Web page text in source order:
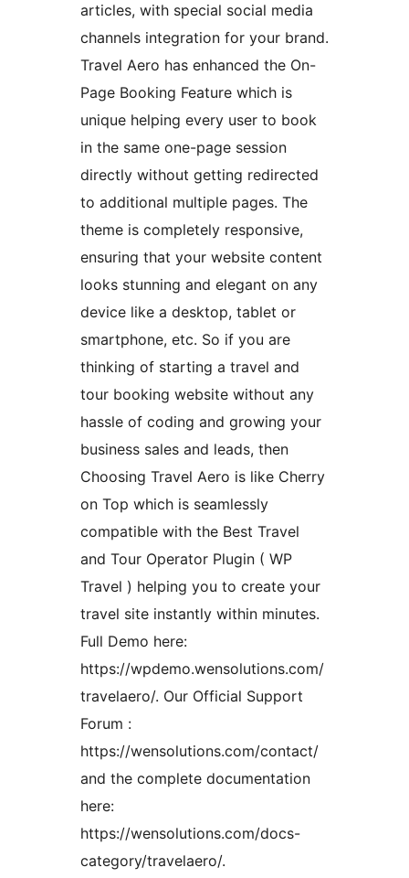
articles, with special social media
channels integration for your brand.
Travel Aero has enhanced the On-
Page Booking Feature which is
unique helping every user to book
in the same one-page session
directly without getting redirected
to additional multiple pages. The
theme is completely responsive,
ensuring that your website content
looks stunning and elegant on any
device like a desktop, tablet or
smartphone, etc. So if you are
thinking of starting a travel and
tour booking website without any
hassle of coding and growing your
business sales and leads, then
Choosing Travel Aero is like Cherry
on Top which is seamlessly
compatible with the Best Travel
and Tour Operator Plugin ( WP
Travel ) helping you to create your
travel site instantly within minutes.
Full Demo here:
https://wpdemo.wensolutions.com/
travelaero/. Our Official Support
Forum :
https://wensolutions.com/contact/
and the complete documentation
here:
https://wensolutions.com/docs-
category/travelaero/.